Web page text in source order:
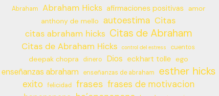
Abraham Abraham Hicks afirmaciones positivas
amor
anthony de mello
autoestima Citas
citas abraham hicks Citas de Abraham
Citas de Abraham Hicks control del estress cuentos
deepak chopra dinero Dios eckhart tolle ego
enseñanzas abraham enseñanzas de abraham esther hicks
exito felicidad frases frases de motivacion